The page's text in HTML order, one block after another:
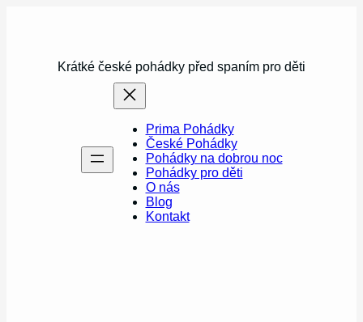
Krátké české pohádky před spaním pro děti
Prima Pohádky
České Pohádky
Pohádky na dobrou noc
Pohádky pro děti
O nás
Blog
Kontakt